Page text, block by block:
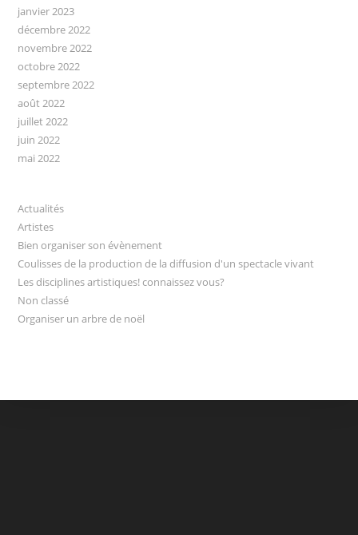
janvier 2023
décembre 2022
novembre 2022
octobre 2022
septembre 2022
août 2022
juillet 2022
juin 2022
mai 2022
Actualités
Artistes
Bien organiser son évènement
Coulisses de la production de la diffusion d'un spectacle vivant
Les disciplines artistiques! connaissez vous?
Non classé
Organiser un arbre de noël